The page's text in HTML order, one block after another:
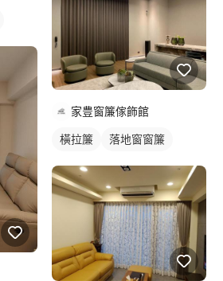
家豊窗簾傢飾館
橫拉簾 落地窗窗簾